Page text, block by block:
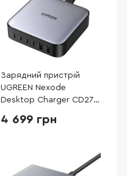
Зарядний пристрій
UGREEN Nexode
Desktop Charger CD271
(40914)
4 699 грн